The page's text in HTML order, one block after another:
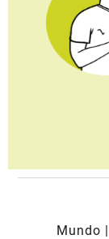
Mundo